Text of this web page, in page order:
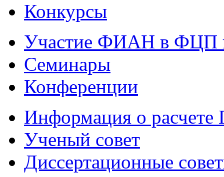
Конкурсы
Участие ФИАН в ФЦП
Семинары
Конференции
Информация о
Ученый совет
Диссертационные